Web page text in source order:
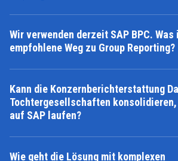
Wir verwenden derzeit SAP BPC.
empfohlene Weg zu Group Reporting?
Der häufigste Weg ist eine schrittweise
Budgetierungsprozesse nutzen und
Reporting für die Ist-Konsolidierung
Auf diese Weise können Sie Ihre
schrittweise zu einer moderneren Echtzeit-
Konsolidierungsumgebung übergehen. Wir
Kann die Konzernberichterstattung
Tochtergesellschaften
auf SAP laufen?
Ja. Es lässt sich zwar nahtlos in SAP S/
Wie geht die Lösung mit komplexen